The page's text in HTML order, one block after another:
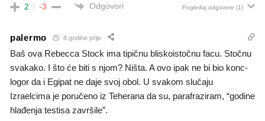
2 -3 Odgovori Pogledaj odgovore (1)
palermo 8 godine prije
Baš ova Rebecca Stock ima tipičnu bliskoistočnu facu. Stočnu
svakako. I što će biti s njom? Ništa. A ovo ipak ne bi bio konc-
logor da i Egipat ne daje svoj obol. U svakom slučaju
Izraelcima je poručeno iz Teherana da su, parafraziram, “godine
hlađenja testisa završile”.